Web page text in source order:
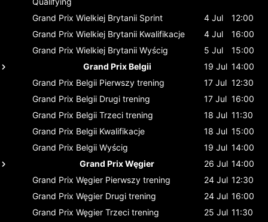
Grand Prix Wielkiej Brytanii Sprint 4 Jul
12:00
Grand Prix Wielkiej Brytanii Kwalifikacje 4 Jul
16:00
Grand Prix Wielkiej Brytanii Wyścig 5 Jul
15:00
Grand Prix Belgii
19 Jul 14:00
Grand Prix Belgii Pierwszy trening 17 Jul 12:30
Grand Prix Belgii Drugi trening 17 Jul 16:00
Grand Prix Belgii Trzeci trening 18 Jul 11:30
Grand Prix Belgii Kwalifikacje 18 Jul 15:00
Grand Prix Belgii Wyścig 19 Jul 14:00
Grand Prix Węgier
26 Jul 14:00
Grand Prix Węgier Pierwszy trening 24 Jul 12:30
Grand Prix Węgier Drugi trening 24 Jul 16:00
Grand Prix Węgier Trzeci trening 25 Jul 11:30